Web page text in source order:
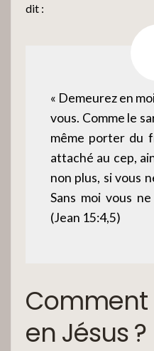
dit :
« Demeurez en
vous. Comme le
même porter du
attaché au cep,
non plus, si vous
Sans moi vous
(Jean 15:4,5)
en Jésus ?